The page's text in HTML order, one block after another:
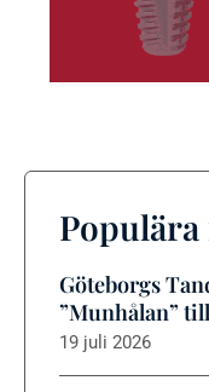
Göteborgs
”Munhålan”
19 juli 2026